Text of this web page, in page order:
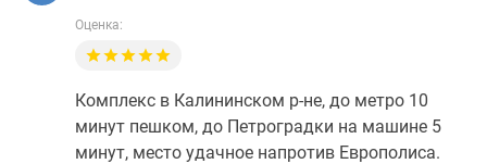
Оценка:
Комплекс в Калининском р-не, до метро 10
минут пешком, до Петроградки на машине 5
минут, место удачное напротив Европолиса.